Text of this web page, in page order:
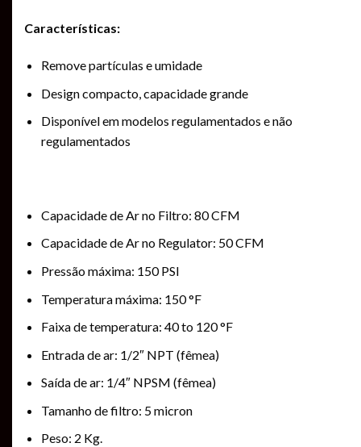
Características:
Remove partículas e umidade
Design compacto, capacidade grande
Disponível em modelos regulamentados e não
regulamentados
Capacidade de Ar no Filtro: 80 CFM
Capacidade de Ar no Regulator: 50 CFM
Pressão máxima: 150 PSI
Temperatura máxima: 150 °F
Faixa de temperatura: 40 to 120 °F
Entrada de ar: 1/2″ NPT (fêmea)
Saída de ar: 1/4″ NPSM (fêmea)
Tamanho de filtro: 5 micron
Peso: 2 Kg.